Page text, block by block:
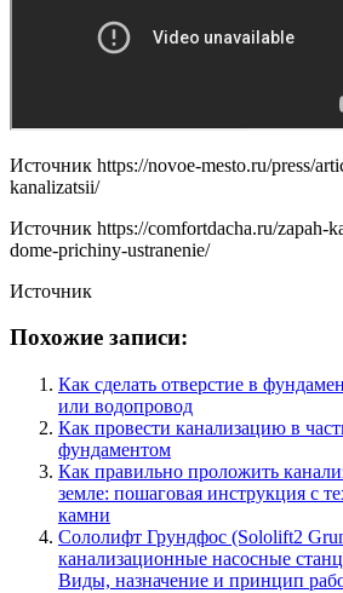
Источник https://novoe-mesto.ru/press/
kanalizatsii/
Источник https://comfortdacha.ru/zapah-
dome-prichiny-ustranenie/
Источник
Похожие записи:
Как сделать отверстие в
или водопровод
Как провести канализацию в
фундаментом
Как правильно проложить
земле: пошаговая инструкция с
камни
Сололифт Грундфос (Sololift2
канализационные насосные
Виды, назначение и принцип